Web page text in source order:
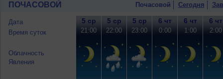
ПОЧАСОВОЙ Почасовой Сегодня
Дата
Время суток
Облачность
Явления
5 ср
21:00
5 ср
22:00
5 ср
23:00
6 чт
0:00
6 чт
1:00
6 чт
2:00